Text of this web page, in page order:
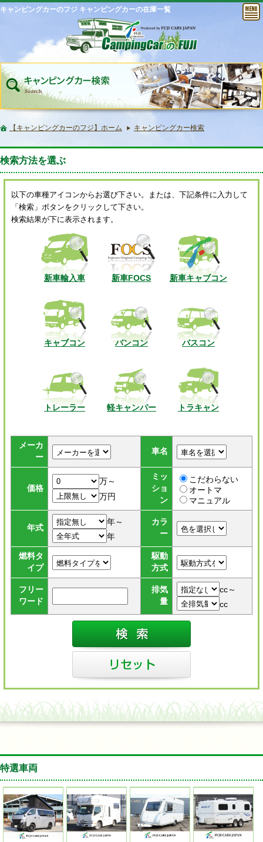
キャンピングカーのフジ キャンピングカーの在庫一覧
【キャンピングカーのフジ】ホーム キャンピングカー検索
検索方法を選ぶ
以下の車種アイコンからお選び下さい。または、下記条件に入力して
「検索」ボタンをクリックして下さい。
検索結果が下に表示されます。
新車輸入車 新車FOCS 新車キャブコン
キャブコン バンコン バスコン
トレーラー 軽キャンパー トラキャン
メーカ
ー
車名
価格
万～
万円
ミッ
ショ
ン
こだわらない
オートマ
マニュアル
年式
年～
年
カラ
ー
燃料タ
イプ
駆動
方式
フリー
ワード
排気
量
cc～
cc
特選車両